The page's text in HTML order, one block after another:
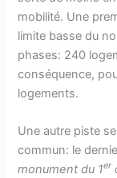
mobilité. Une
limite basse du
phases: 240
conséquence,
logements.
Une autre piste
commun: le
monument du 1er